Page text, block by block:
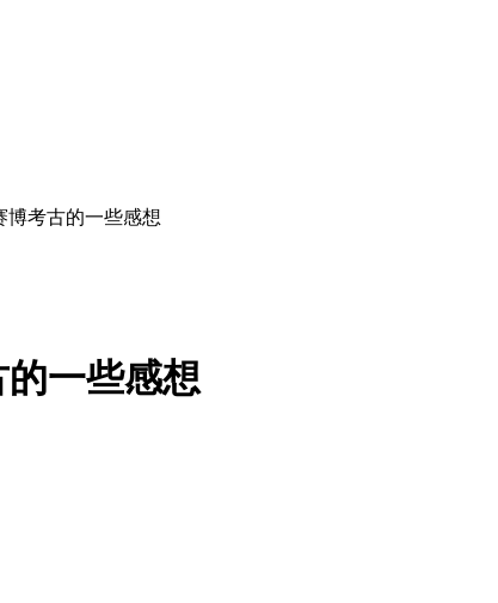
博考古的一些感想
一些感想